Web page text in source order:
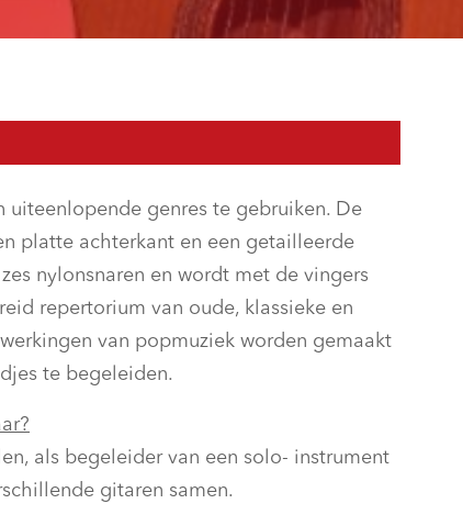
genres te gebruiken. De
platte achterkant en een getailleerde
nylonsnaren en wordt met de vingers
repertorium van oude, klassieke en
van popmuziek worden gemaakt
te begeleiden.
als begeleider van een solo- instrument
gitaren samen.